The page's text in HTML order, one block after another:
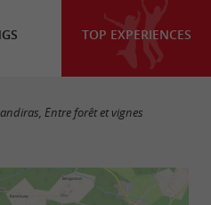
TOP EXPERIENCES
Entre forêt et vignes